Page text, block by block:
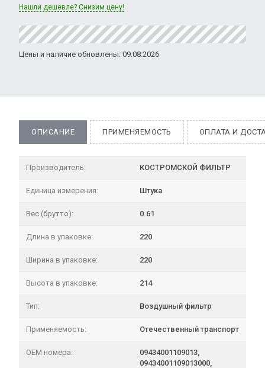
Нашли дешевле? Снизим цену!
Цены и наличие обновлены: 09.08.2026
ОПИСАНИЕ ПРИМЕНЯЕМОСТЬ ОПЛАТА И
Производитель: КОСТРОМСКОЙ ФИЛЬТР
Единица измерения: Штука
Вес (брутто): 0.61
Длина в упаковке: 220
Ширина в упаковке: 220
Высота в упаковке: 214
Тип: Воздушный фильтр
Применяемость: Отечественный транспорт
OEM номера:
09434001109013,
09434001109013000,